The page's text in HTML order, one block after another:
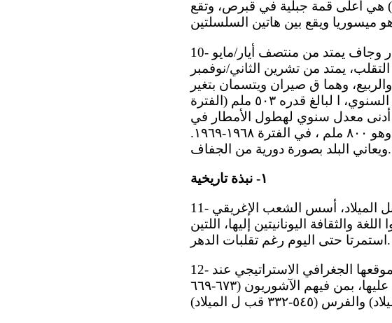
الغربي. وقمة أوليمبوس (على ارتفاع قدره ٩٥٢ ١ متراً) هي أعلى قمة جبلية في قبرص، وتقع
10- ومناخ قبرص مناخ متوسطي (معتدل). وتنقسم فصولها إلى صيف حار وجاف يمتد من منتصف أيار/مايو
يمتد من تشرين الثاني/نوفمبر
وهما ق صيران ويتسمان بتغير
الأحوال الجوية تغير اً سريع اً. ويهطل ثلثا متوسط كمية الأمطار السنوي، ا لبالغ قدره ٥٠٣ ملم (الفترة
أدنى معدل سنوي لهطول الأمطار في
قبرص ٢١٣ مليمتر اً، في الفترة ١٩٧٢-١٩٧٣. وسُجِّل أع لى معدل وهو ٨٠٠ ملم ، في الفترة ١٩٦٨-١٩٦٩.
ويعاني البلد بصورة دورية من الجفاف.
١- نبذة تاريخية
11- يمتد تاريخ قبرص على مدى تسعة آلاف سنة. وفي الألفية الثانية قبل الميلاد، أسس الشعب الإغريقي
والثقافة اليونانيتين إليها، اللتين
استمرتا حتى اليوم رغم تقلبات الدهر.
12- واشتهرت قبرص في العالم القديم بمناجم نحاسها وغاباتها. وكان لموقعها الجغرافي الاستراتيجي عند
ملتقى ثلاث قارات، بالإضافة إلى ثروتها، أثرهما في توالي الغزاة عليها، بمن فيهم الآشوريون (٦٧٣-٦٦٩